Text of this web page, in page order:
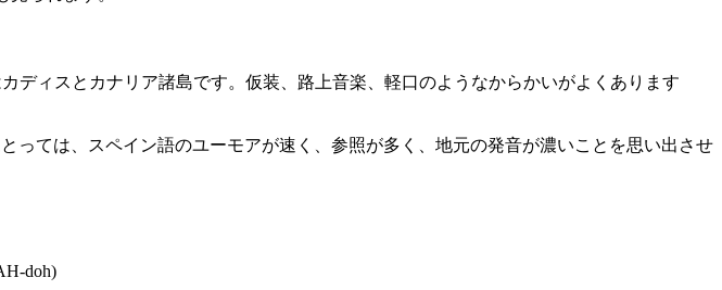
ディスとカナリア諸島です。仮装、路上音楽、軽口のようなからかいがよくあります
ては、スペイン語のユーモアが速く、参照が多く、地元の発音が濃いことを思い出させ
doh)